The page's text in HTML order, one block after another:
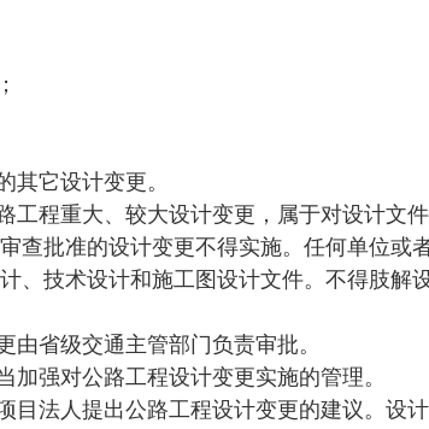
其它设计变更。
程重大、较大设计变更，属于对设计文
查批准的设计变更不得实施。任何单位或
、技术设计和施工图设计文件。不得肢解
省级交通主管部门负责审批。
强对公路工程设计变更实施的管理。
法人提出公路工程设计变更的建议。设